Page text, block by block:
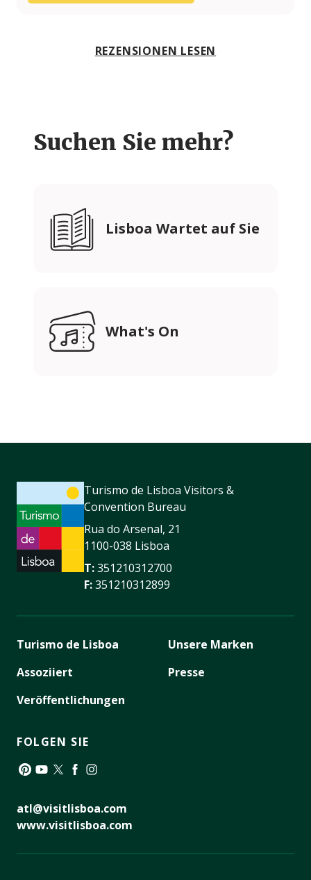
REZENSIONEN LESEN
Suchen Sie mehr?
Lisboa Wartet auf Sie
What's On
Turismo de Lisboa Visitors &
Convention Bureau
Rua do Arsenal, 21
1100-038 Lisboa
T:351210312700
F:351210312899
Turismo de Lisboa
Assoziiert
Veröffentlichungen
Unsere Marken
Presse
FOLGEN SIE
atl@visitlisboa.com
www.visitlisboa.com